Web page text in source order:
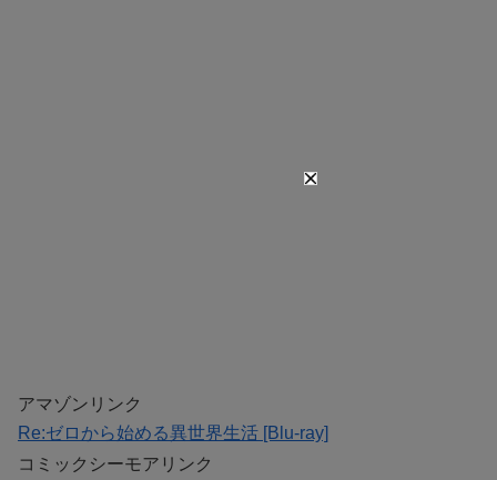
アマゾンリンク
Re:ゼロから始める異世界生活 [Blu-ray]
コミックシーモアリンク